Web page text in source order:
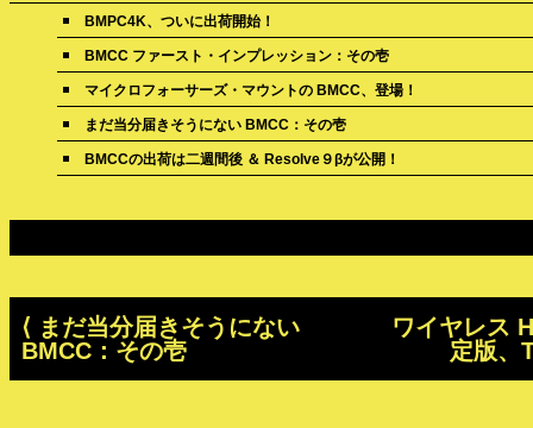
BMPC4K、ついに出荷開始！
BMCC ファースト・インプレッション：その壱
マイクロフォーサーズ・マウントの BMCC、登場！
まだ当分届きそうにない BMCC：その壱
BMCCの出荷は二週間後 ＆ Resolve９βが公開！
⟨ まだ当分届きそうにない
BMCC：その壱
ワイヤレス
定版